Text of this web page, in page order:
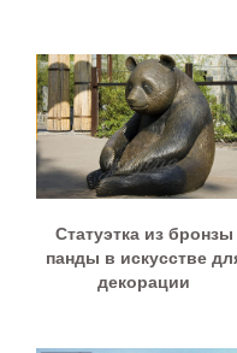
Статуэтка из бронзы
панды в искусстве
декорации